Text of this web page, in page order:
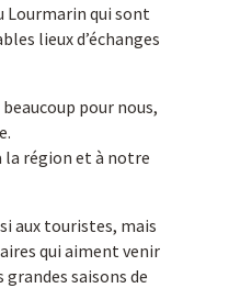
Lourmarin qui sont
lieux d’échanges
pour nous,
la région et à notre
aux touristes, mais
qui aiment venir
grandes saisons de